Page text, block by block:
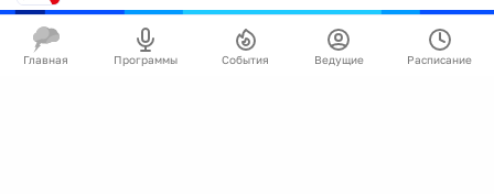
Главная Программы События Ведущие Расписание